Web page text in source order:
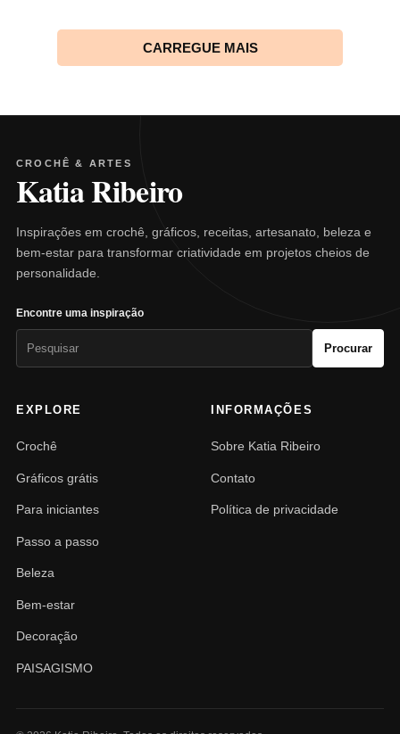
CARREGUE MAIS
CROCHÊ & ARTES
Katia Ribeiro
Inspirações em crochê, gráficos, receitas, artesanato, beleza e
bem-estar para transformar criatividade em projetos cheios de
personalidade.
Encontre uma inspiração
Procurar
EXPLORE
Crochê
Gráficos grátis
Para iniciantes
Passo a passo
Beleza
Bem-estar
Decoração
PAISAGISMO
INFORMAÇÕES
Sobre Katia Ribeiro
Contato
Política de privacidade